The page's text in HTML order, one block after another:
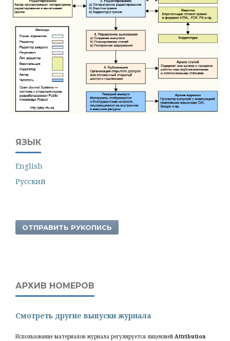
ЯЗЫК
English
Русский
ОТПРАВИТЬ РУКОПИСЬ
АРХИВ НОМЕРОВ
Смотреть другие выпуски журнала
Использование материалов журнала регулируется лицензией Attribution